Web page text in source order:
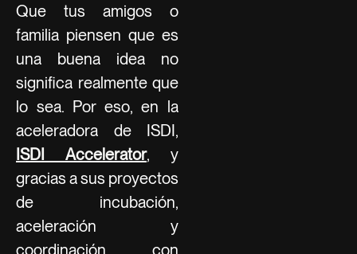
Que tus amigos o
familia piensen que es
una buena idea no
significa realmente que
lo sea. Por eso, en la
aceleradora de ISDI,
ISDI Accelerator, y
gracias a sus proyectos
de incubación,
aceleración y
coordinación con